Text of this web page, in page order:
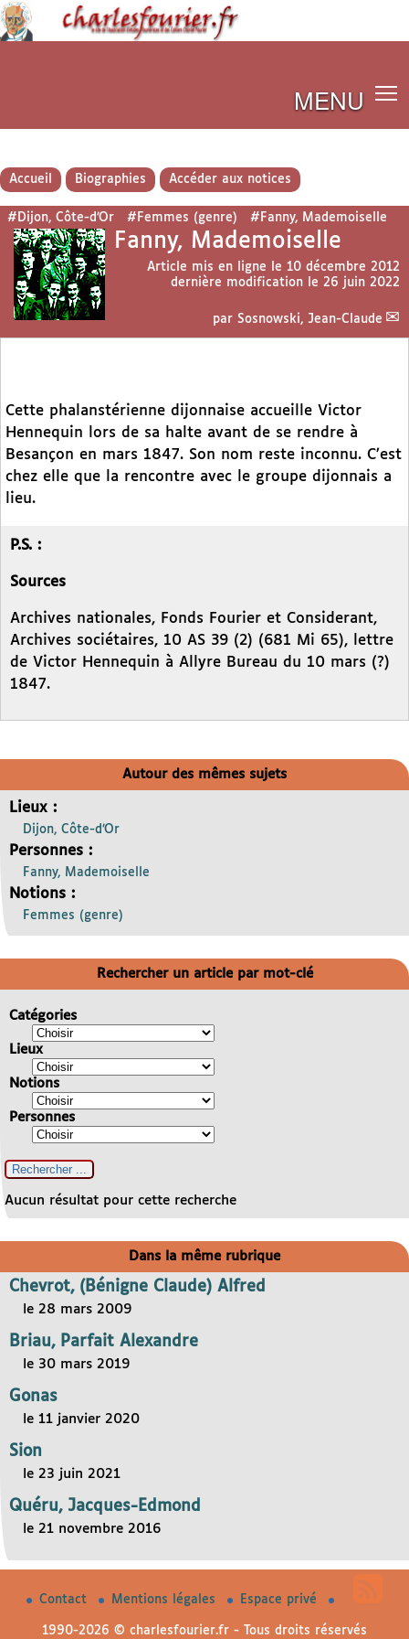
MENU
Accueil Biographies Accéder aux notices
#Dijon, Côte-d’Or #Femmes (genre) #Fanny, Mademoiselle
Fanny, Mademoiselle
Article mis en ligne le 10 décembre 2012
dernière modification le 26 juin 2022
par Sosnowski, Jean-Claude
Cette phalanstérienne dijonnaise accueille Victor
Hennequin lors de sa halte avant de se rendre à
Besançon en mars 1847. Son nom reste inconnu. C’est
chez elle que la rencontre avec le groupe dijonnais a
lieu.
P.S. :
Sources
Archives nationales, Fonds Fourier et Considerant,
Archives sociétaires, 10 AS 39 (2) (681 Mi 65), lettre
de Victor Hennequin à Allyre Bureau du 10 mars (?)
1847.
Autour des mêmes sujets
Lieux :
Dijon, Côte-d’Or
Personnes :
Fanny, Mademoiselle
Notions :
Femmes (genre)
Rechercher un article par mot-clé
Catégories
Lieux
Notions
Personnes
Aucun résultat pour cette recherche
Dans la même rubrique
Chevrot, (Bénigne Claude) Alfred
le 28 mars 2009
Briau, Parfait Alexandre
le 30 mars 2019
Gonas
le 11 janvier 2020
Sion
le 23 juin 2021
Quéru, Jacques-Edmond
le 21 novembre 2016
Contact Mentions légales Espace privé
1990-2026 © charlesfourier.fr - Tous droits réservés